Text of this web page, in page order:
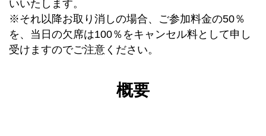
いいたします。
※それ以降お取り消しの場合、ご参加料金の50％
を、当日の欠席は100％をキャンセル料として申し
受けますのでご注意ください。
概要